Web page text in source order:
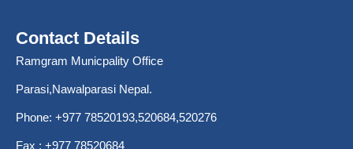
Contact Details
Ramgram Municpality Office
Parasi,Nawalparasi Nepal.
Phone: +977 78520193,520684,520276
Fax : +977 78520684